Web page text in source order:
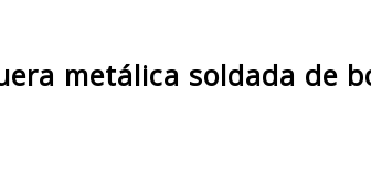
metálica soldada de